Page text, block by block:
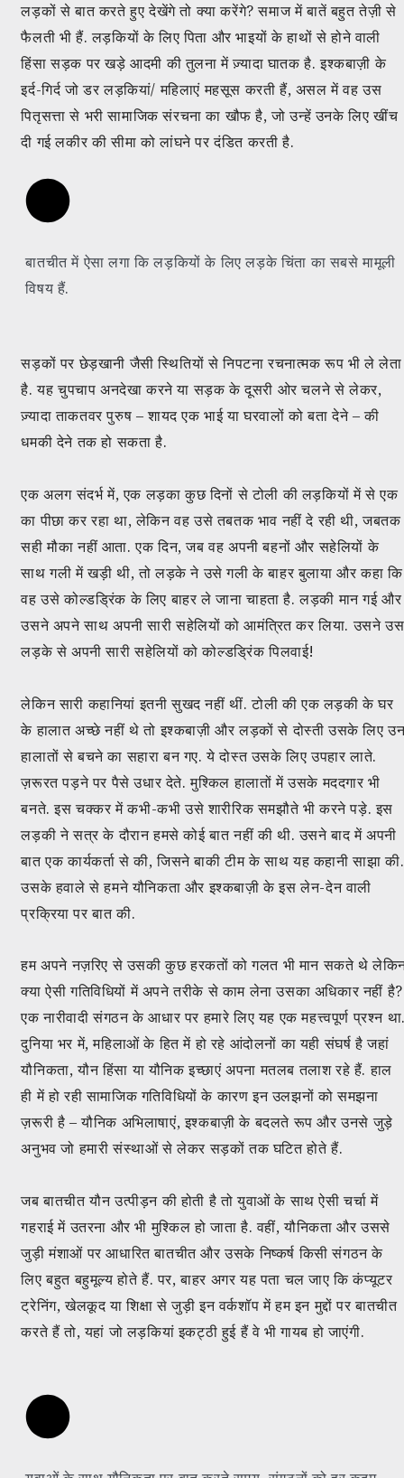
लड़कों से बात करते हुए देखेंगे तो क्या करेंगे? समाज में बातें बहुत तेज़ी से
फैलती भी हैं. लड़कियों के लिए पिता और भाइयों के हाथों से होने वाली
हिंसा सड़क पर खड़े आदमी की तुलना में ज़्यादा घातक है. इश्कबाज़ी के
इर्द-गिर्द जो डर लड़कियां/ महिलाएं महसूस करती हैं, असल में वह उस
पितृसत्ता से भरी सामाजिक संरचना का खौफ है, जो उन्हें उनके लिए खींच
दी गई लकीर की सीमा को लांघने पर दंडित करती है.
बातचीत में ऐसा लगा कि लड़कियों के लिए लड़के चिंता का सबसे मामूली
विषय हैं.
सड़कों पर छेड़खानी जैसी स्थितियों से निपटना रचनात्मक रूप भी ले लेता
है. यह चुपचाप अनदेखा करने या सड़क के दूसरी ओर चलने से लेकर,
ज़्यादा ताकतवर पुरुष – शायद एक भाई या घरवालों को बता देने – की
धमकी देने तक हो सकता है.
एक अलग संदर्भ में, एक लड़का कुछ दिनों से टोली की लड़कियों में से एक
का पीछा कर रहा था, लेकिन वह उसे तबतक भाव नहीं दे रही थी, जबतक
सही मौका नहीं आता. एक दिन, जब वह अपनी बहनों और सहेलियों के
साथ गली में खड़ी थी, तो लड़के ने उसे गली के बाहर बुलाया और कहा कि
वह उसे कोल्डड्रिंक के लिए बाहर ले जाना चाहता है. लड़की मान गई और
उसने अपने साथ अपनी सारी सहेलियों को आमंत्रित कर लिया. उसने उस
लड़के से अपनी सारी सहेलियों को कोल्डड्रिंक पिलवाई!
लेकिन सारी कहानियां इतनी सुखद नहीं थीं. टोली की एक लड़की के घर
के हालात अच्छे नहीं थे तो इश्कबाज़ी और लड़कों से दोस्ती उसके लिए
हालातों से बचने का सहारा बन गए. ये दोस्त उसके लिए उपहार लाते.
ज़रूरत पड़ने पर पैसे उधार देते. मुश्किल हालातों में उसके मददगार भी
बनते. इस चक्कर में कभी-कभी उसे शारीरिक समझौते भी करने पड़े. इस
लड़की ने सत्र के दौरान हमसे कोई बात नहीं की थी. उसने बाद में अपनी
बात एक कार्यकर्ता से की, जिसने बाकी टीम के साथ यह कहानी साझा की.
उसके हवाले से हमने यौनिकता और इश्कबाज़ी के इस लेन-देन वाली
प्रक्रिया पर बात की.
हम अपने नज़रिए से उसकी कुछ हरकतों को गलत भी मान सकते थे
क्या ऐसी गतिविधियों में अपने तरीके से काम लेना उसका अधिकार नहीं है?
एक नारीवादी संगठन के आधार पर हमारे लिए यह एक महत्त्वपूर्ण प्रश्न
दुनिया भर में, महिलाओं के हित में हो रहे आंदोलनों का यही संघर्ष है जहां
यौनिकता, यौन हिंसा या यौनिक इच्छाएं अपना मतलब तलाश रहे हैं. हाल
ही में हो रही सामाजिक गतिविधियों के कारण इन उलझनों को समझना
ज़रूरी है – यौनिक अभिलाषाएं, इश्कबाज़ी के बदलते रूप और उनसे जुड़े
अनुभव जो हमारी संस्थाओं से लेकर सड़कों तक घटित होते हैं.
जब बातचीत यौन उत्पीड़न की होती है तो युवाओं के साथ ऐसी चर्चा में
गहराई में उतरना और भी मुश्किल हो जाता है. वहीं, यौनिकता और उससे
जुड़ी मंशाओं पर आधारित बातचीत और उसके निष्कर्ष किसी संगठन के
लिए बहुत बहुमूल्य होते हैं. पर, बाहर अगर यह पता चल जाए कि कंप्यूटर
ट्रेनिंग, खेलकूद या शिक्षा से जुड़ी इन वर्कशॉप में हम इन मुद्दों पर बातचीत
करते हैं तो, यहां जो लड़कियां इकट्ठी हुई हैं वे भी गायब हो जाएंगी.